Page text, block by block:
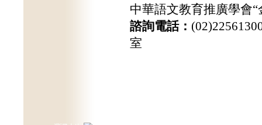
中華語文教育推廣學會
諮詢電話：
室